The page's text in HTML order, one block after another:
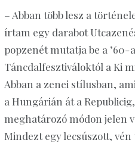
– Abban több lesz a
írtam egy darabot
popzenét mutatja be a ’60-
Táncdalfesztiváloktól a Ki
Abban a zenei stílusban,
a Hungárián át a Republicig
meghatározó módon jelen
Mindezt egy lecsúszott,